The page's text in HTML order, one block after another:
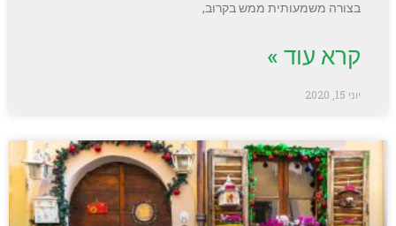
בצורה משמעותית ממש בקרוב,
קרא עוד »
יוני 15, 2020